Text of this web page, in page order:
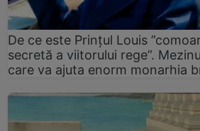
De ce este Prințul Louis
secretă a viitorului rege”.
care va ajuta enorm monarhia